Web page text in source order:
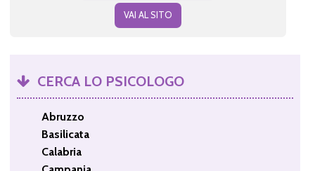
VAI AL SITO
CERCA LO PSICOLOGO
Abruzzo
Basilicata
Calabria